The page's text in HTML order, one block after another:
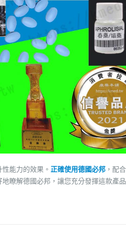
能力的效果。 正確使用德國必邦 ，配
瞭解德國必邦，讓您充分發揮這款產